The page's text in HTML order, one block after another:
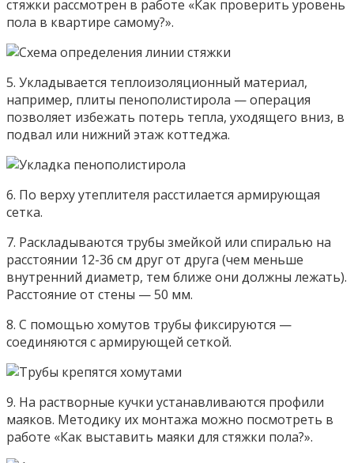
стяжки рассмотрен в работе «Как проверить уровень
пола в квартире самому?».
5. Укладывается теплоизоляционный материал,
например, плиты пенополистирола — операция
позволяет избежать потерь тепла, уходящего вниз, в
подвал или нижний этаж коттеджа.
6. По верху утеплителя расстилается армирующая
сетка.
7. Раскладываются трубы змейкой или спиралью на
расстоянии 12-36 см друг от друга (чем меньше
внутренний диаметр, тем ближе они должны лежать).
Расстояние от стены — 50 мм.
8. С помощью хомутов трубы фиксируются —
соединяются с армирующей сеткой.
9. На растворные кучки устанавливаются профили
маяков. Методику их монтажа можно посмотреть в
работе «Как выставить маяки для стяжки пола?».